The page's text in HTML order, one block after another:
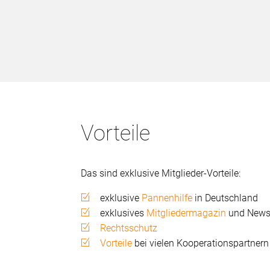
Vorteile
Das sind exklusive Mitglieder-Vorteile:
exklusive Pannenhilfe in Deutschland
exklusives Mitgliedermagazin und
Rechtsschutz
Vorteile bei vielen Kooperationspartnern